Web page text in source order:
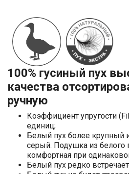
100% гусиный пух
качества
ручную
Коэффициент упругости
единиц;
Белый пух более крупный
серый. Подушка из белого
комфортная при
Белый пух редко